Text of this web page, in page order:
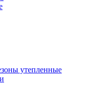
утепленные